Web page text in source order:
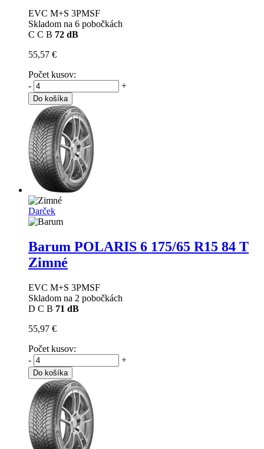
EVC M+S 3PMSF
Skladom na 6 pobočkách
C C B 72 dB
55,57 €
Počet kusov:
-
+
Do košíka
Darček
Barum POLARIS 6 175/65 R15 84 T
Zimné
EVC M+S 3PMSF
Skladom na 2 pobočkách
D C B 71 dB
55,97 €
Počet kusov:
-
+
Do košíka